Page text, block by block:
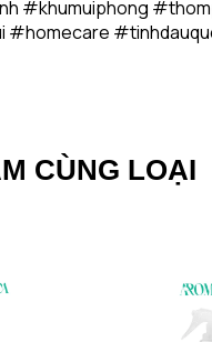
#khumuiphong
#homecare
CÙNG LOẠI